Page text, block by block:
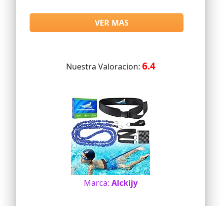
VER MAS
Nuestra Valoracion: 6.4
Marca: Alckijy